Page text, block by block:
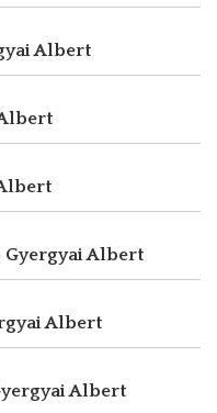
Albert
Gyergyai Albert
Albert
Albert